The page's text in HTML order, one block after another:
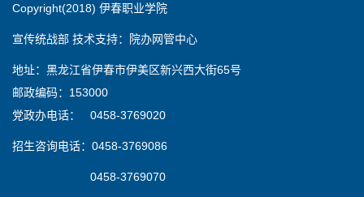
Copyright(2018) 伊春职业学院
宣传统战部 技术支持：院办网管中心
地址：黑龙江省伊春市伊美区新兴西大街65号
邮政编码：153000
党政办电话： 0458-3769020
招生咨询电话：0458-3769086
0458-3769070